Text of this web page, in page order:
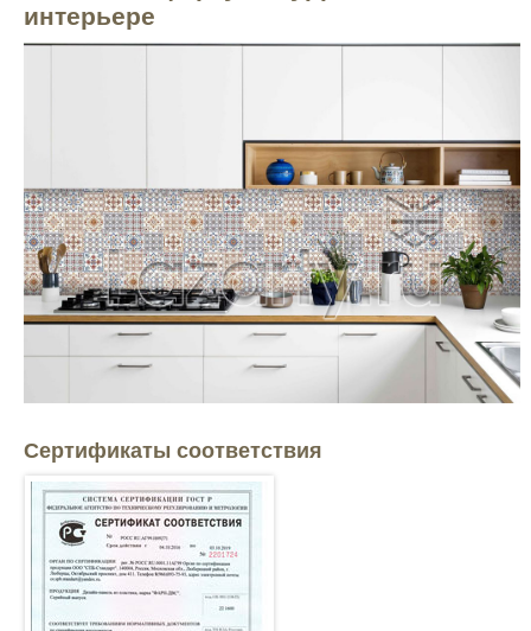
интерьере
Сертификаты соответствия